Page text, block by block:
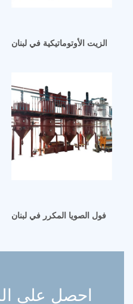
آلة ضغط زيت السمسم
الزيت الأوتوماتيكية في لبنان
معصرة
زيت فول الصويا المكرر في لبنان
احصل على